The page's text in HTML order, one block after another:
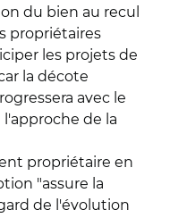
du bien au recul
propriétaires
les projets de
la décote
avec le
de la
propriétaire en
"assure la
de l'évolution